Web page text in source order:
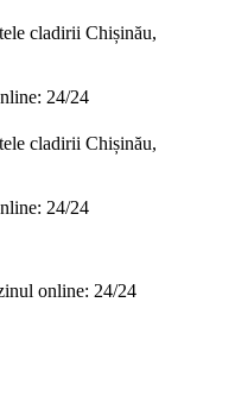
cladirii Chișinău,
24/24
cladirii Chișinău,
24/24
online: 24/24